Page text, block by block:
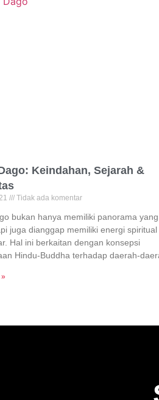
Keindahan, Sejarah &
Tidak ada komentar
bukan hanya memiliki panorama yang
juga dianggap memiliki energi spiritual
Hal ini berkaitan dengan konsepsi
Hindu-Buddha terhadap daerah-
»